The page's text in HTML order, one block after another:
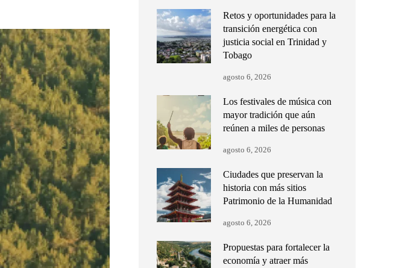
Retos y oportunidades para la
transición energética con
justicia social en Trinidad y
Tobago
agosto 6, 2026
Los festivales de música con
mayor tradición que aún
reúnen a miles de personas
agosto 6, 2026
Ciudades que preservan la
historia con más sitios
Patrimonio de la Humanidad
agosto 6, 2026
Propuestas para fortalecer la
economía y atraer más